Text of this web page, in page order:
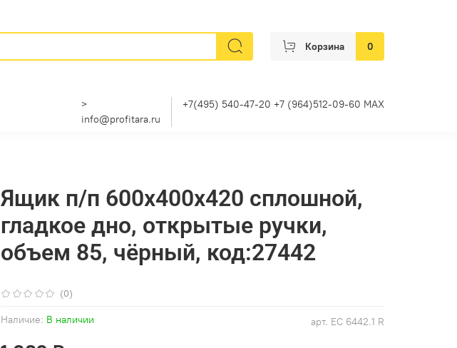
Корзина 0
>
info@profitara.ru
+7(495) 540-47-20 +7 (964)512-09-60 MAX
(0)
арт. ЕС 6442.1 R
Наличие: В наличии
Ящик п/п 600х400х420 сплошной,
гладкое дно, открытые ручки,
объем 85, чёрный, код:27442